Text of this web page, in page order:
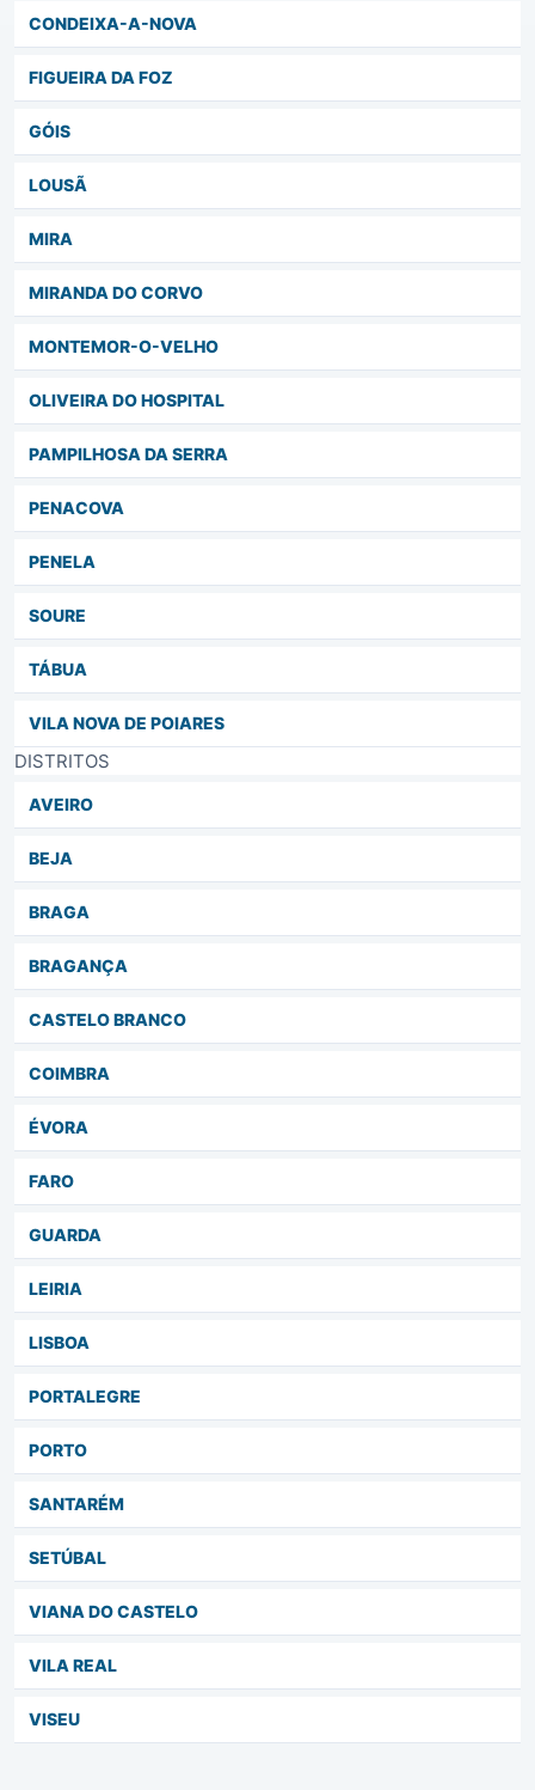
CONDEIXA-A-NOVA
FIGUEIRA DA FOZ
GÓIS
LOUSÃ
MIRA
MIRANDA DO CORVO
MONTEMOR-O-VELHO
OLIVEIRA DO HOSPITAL
PAMPILHOSA DA SERRA
PENACOVA
PENELA
SOURE
TÁBUA
VILA NOVA DE POIARES
DISTRITOS
AVEIRO
BEJA
BRAGA
BRAGANÇA
CASTELO BRANCO
COIMBRA
ÉVORA
FARO
GUARDA
LEIRIA
LISBOA
PORTALEGRE
PORTO
SANTARÉM
SETÚBAL
VIANA DO CASTELO
VILA REAL
VISEU